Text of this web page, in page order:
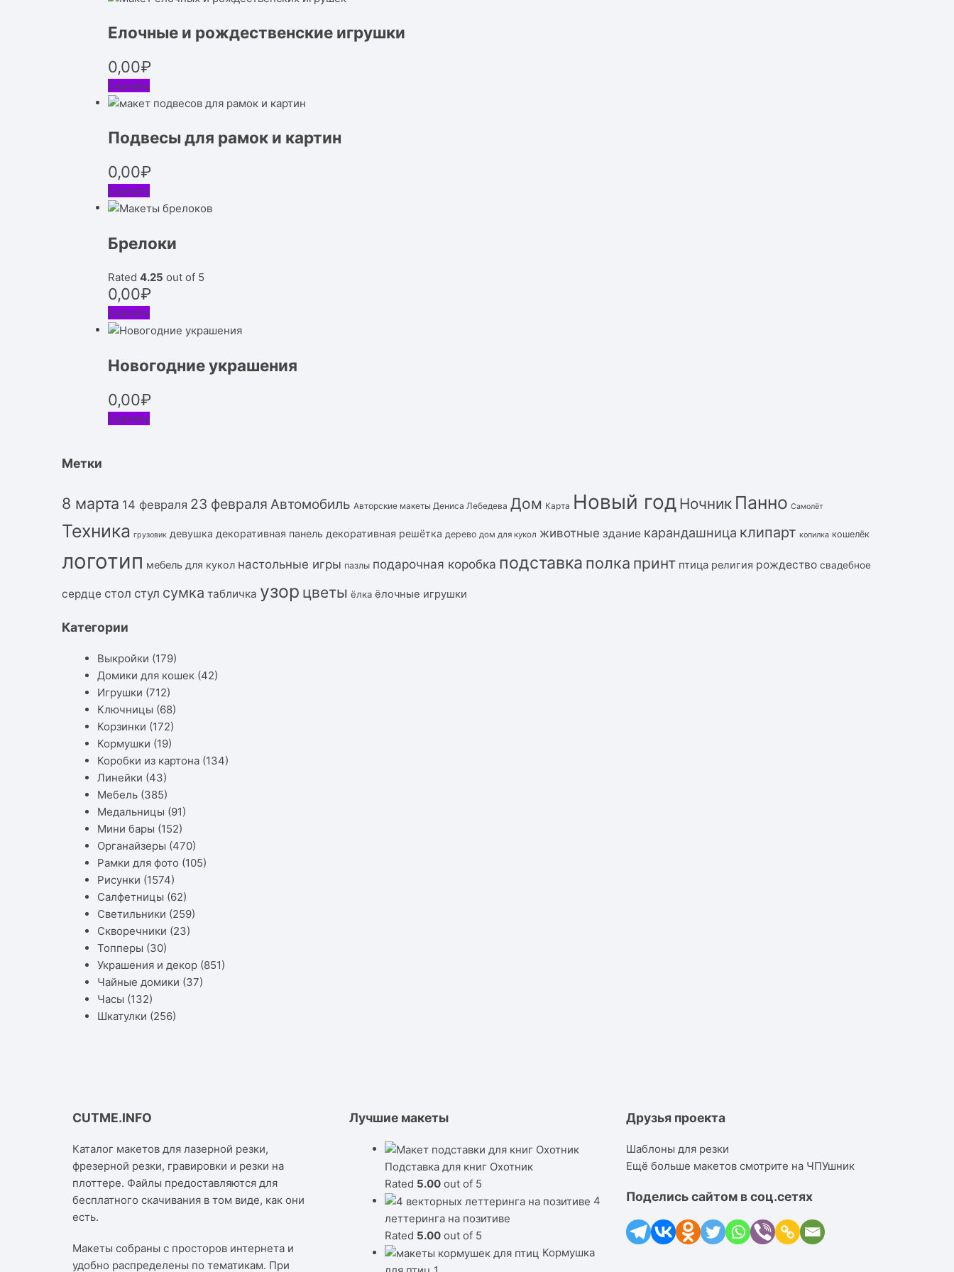
Елочные и рождественские игрушки
0,00₽
Скачать
Подвесы для рамок и картин
0,00₽
Скачать
Брелоки
Rated 4.25 out of 5
0,00₽
Скачать
Новогодние украшения
0,00₽
Скачать
Метки
8 марта 14 февраля 23 февраля Автомобиль Авторские макеты Дениса Лебедева Дом Карта Новый год Ночник Панно Самолёт
Техника грузовик девушка декоративная панель декоративная решётка дерево дом для кукол животные здание карандашница клипарт копилка кошелёк
логотип мебель для кукол настольные игры пазлы подарочная коробка подставка полка принт птица религия рождество свадебное
сердце стол стул сумка табличка узор цветы ёлка ёлочные игрушки
Категории
Выкройки (179)
Домики для кошек (42)
Игрушки (712)
Ключницы (68)
Корзинки (172)
Кормушки (19)
Коробки из картона (134)
Линейки (43)
Мебель (385)
Медальницы (91)
Мини бары (152)
Органайзеры (470)
Рамки для фото (105)
Рисунки (1574)
Салфетницы (62)
Светильники (259)
Скворечники (23)
Топперы (30)
Украшения и декор (851)
Чайные домики (37)
Часы (132)
Шкатулки (256)
CUTME.INFO
Каталог макетов для лазерной резки,
фрезерной резки, гравировки и резки на
плоттере. Файлы предоставляются для
бесплатного скачивания в том виде, как они
есть.
Макеты собраны с просторов интернета и
удобно распределены по тематикам. При
Лучшие макеты
Подставка для книг Охотник
Rated 5.00out of 5
4
леттеринга на позитиве
Rated 5.00out of 5
Кормушка
Друзья проекта
Шаблоны для резки
Ещё больше макетов смотрите на ЧПУшник
Поделись сайтом в соц.сетях